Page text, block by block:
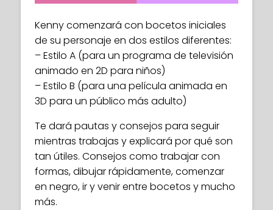
Kenny comenzará con bocetos iniciales
de su personaje en dos estilos diferentes:
– Estilo A (para un programa de televisión
animado en 2D para niños)
– Estilo B (para una película animada en
3D para un público más adulto)
Te dará pautas y consejos para seguir
mientras trabajas y explicará por qué son
tan útiles. Consejos como trabajar con
formas, dibujar rápidamente, comenzar
en negro, ir y venir entre bocetos y mucho
más.